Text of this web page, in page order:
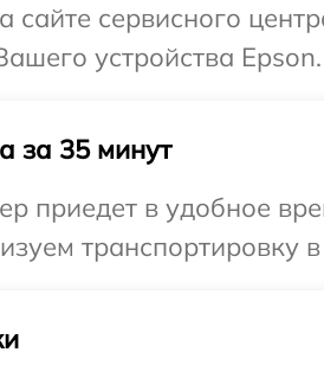
сайте сервисного
устройства Epson.
за 35 минут
приедет в удобное
транспортировку